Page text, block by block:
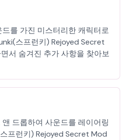
를 가진 미스터리한 캐릭터로
스프런키) Rejoyed Secret
서 숨겨진 추가 사항을 찾아보
드롭하여 사운드를 레이어링
프런키) Rejoyed Secret Mod